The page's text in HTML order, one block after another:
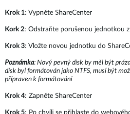
Krok 1: Vypněte ShareCenter
Kork 2: Odstraňte porušenou jednotkou
Krok 3: Vložte novou jednotku do
Poznámka: Nový pevný disk by měl být
disk byl formátován jako NTFS, musí být
přípraven k formátování
Krok 4: Zapněte ShareCenter
Krok 5: Po chvíli se přihlaste do